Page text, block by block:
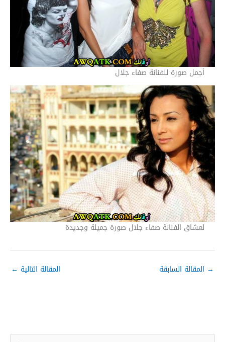
أجمل صورة للفنانة صفاء جلال
لعشاق الفنانة صفاء جلال صورة جميلة وجديدة
→ المقالة السابقة المقالة التالية ←